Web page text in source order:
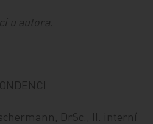
u autora.
DrSc., II. interní